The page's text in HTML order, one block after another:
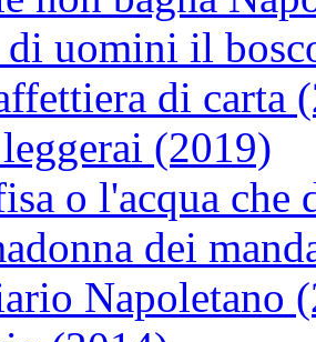
di uomini il
di carta
(2019)
o l'acqua che
dei
Napoletano